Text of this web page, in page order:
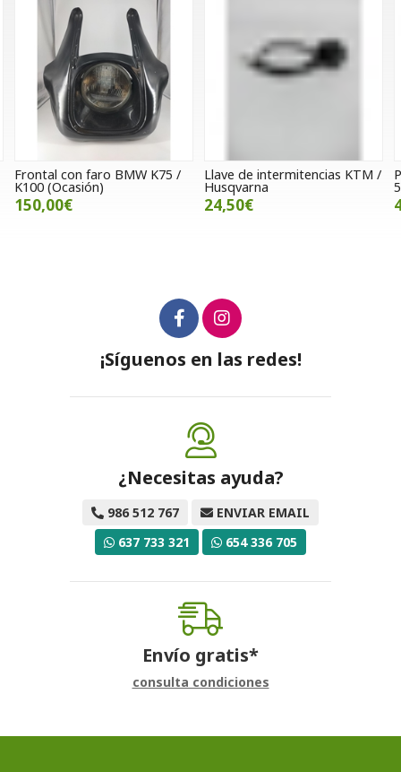
Frontal con faro BMW K75 /
K100 (Ocasión)
150,00€
Llave de intermitencias KTM /
Husqvarna
24,50€
¡Síguenos en las redes!
¿Necesitas ayuda?
986 512 767
ENVIAR EMAIL
637 733 321
654 336 705
Envío gratis*
consulta condiciones